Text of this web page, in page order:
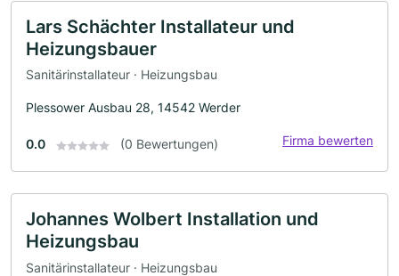
Lars Schächter Installateur und
Heizungsbauer
Sanitärinstallateur · Heizungsbau
Plessower Ausbau 28, 14542 Werder
0.0 (0 Bewertungen) Firma bewerten
Johannes Wolbert Installation und
Heizungsbau
Sanitärinstallateur · Heizungsbau